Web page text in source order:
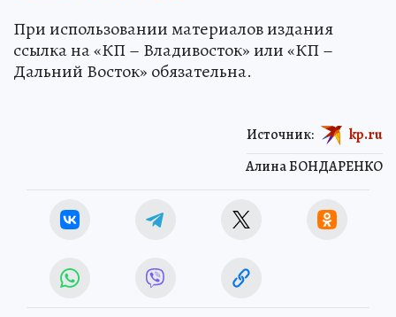
При использовании материалов издания
ссылка на «КП – Владивосток» или «КП –
Дальний Восток» обязательна.
Алина БОНДАРЕНКО
Источник: kp.ru